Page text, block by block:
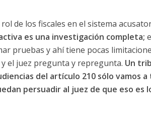
de los fiscales en el sistema
es una investigación completa;
pruebas y ahí tiene pocas
el juez pregunta y repregunta. Un
del artículo 210 sólo vamos
persuadir al juez de que eso es